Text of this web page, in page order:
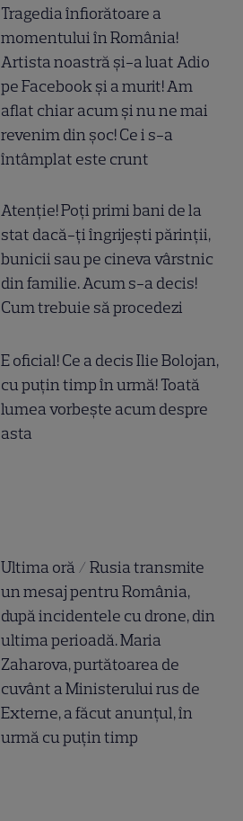
Tragedia înfiorătoare a
momentului în România!
Artista noastră și-a luat Adio
pe Facebook și a murit! Am
aflat chiar acum și nu ne mai
revenim din șoc! Ce i s-a
întâmplat este crunt
Atenție! Poți primi bani de la
stat dacă-ți îngrijești părinții,
bunicii sau pe cineva vârstnic
din familie. Acum s-a decis!
Cum trebuie să procedezi
E oficial! Ce a decis Ilie Bolojan,
cu puțin timp în urmă! Toată
lumea vorbește acum despre
asta
Ultima oră / Rusia transmite
un mesaj pentru România,
după incidentele cu drone, din
ultima perioadă. Maria
Zaharova, purtătoarea de
cuvânt a Ministerului rus de
Externe, a făcut anunțul, în
urmă cu puțin timp